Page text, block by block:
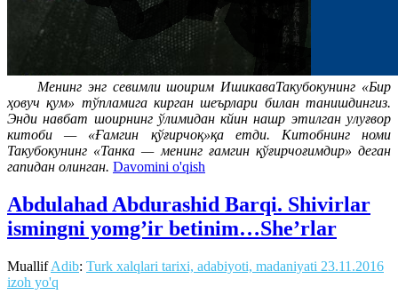
Менинг энг севимли шоирим ИшикаваТакубокунинг «Бир
ҳовуч қум» тўпламига кирган шеърлари билан танишдингиз.
Энди навбат шоирнинг ўлимидан кйин нашр этилган улуғвор
китоби — «Ғамгин қўғирчоқ»қа етди. Китобнинг номи
Такубокунинг «Танка — менинг ғамгин қўғирчоғимдир» деган
гапидан олинган. Davomini o'qish
Abdulahad Abdurashid Barqi. Shivirlar
ismingni yomg’ir betinim…She’rlar
MuallifAdib: Turk xalqlari tarixi, adabiyoti, madaniyati 23.11.2016
izoh yo'q